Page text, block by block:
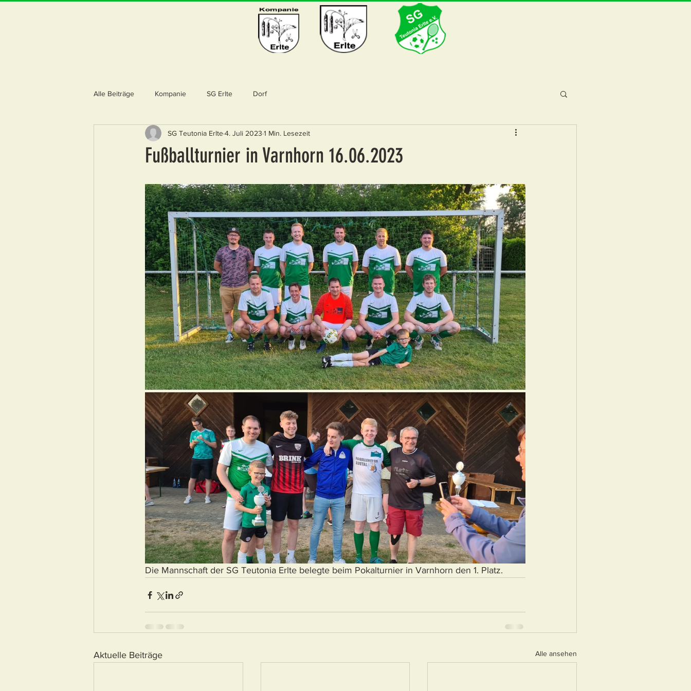
Alle Beiträge Kompanie SG Erlte Dorf
Fußballturnier in Varnhorn 16.06.2023
SG Teutonia Erlte4. Juli 2023 1 Min. Lesezeit
Die Mannschaft der SG Teutonia Erlte belegte beim Pokalturnier in Varnhorn den 1. Platz.
Aktuelle Beiträge Alle ansehen